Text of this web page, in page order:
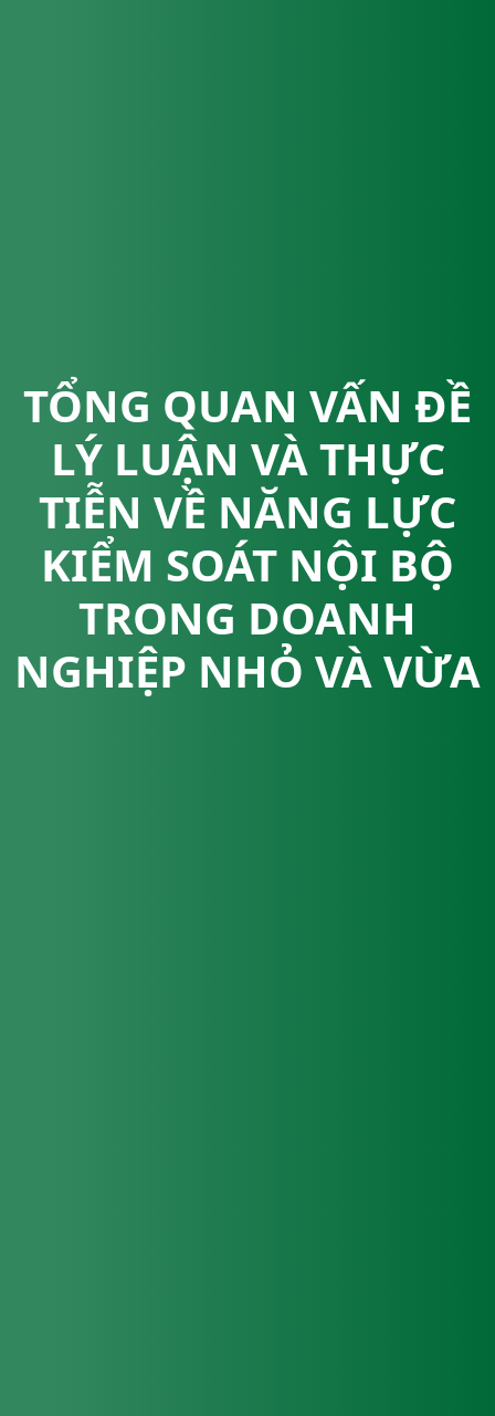
TỔNG QUAN VẤN ĐỀ
LÝ LUẬN VÀ THỰC
TIỄN VỀ NĂNG LỰC
KIỂM SOÁT NỘI BỘ
TRONG DOANH
NGHIỆP NHỎ VÀ VỪA